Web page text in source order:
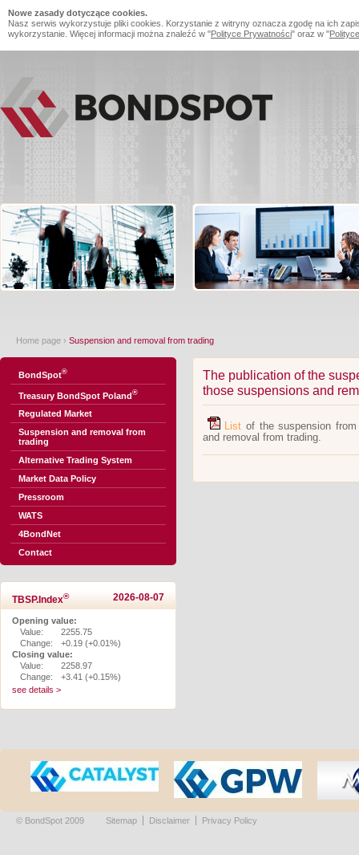
Nowe zasady dotyczące cookies.
Nasz serwis wykorzystuje pliki cookies. Korzystanie z witryny oznacza zgodę na ich
wykorzystanie. Więcej informacji można znaleźć w "Polityce Prywatności" oraz w "
Home page › Suspension and removal from trading
BondSpot®
Treasury BondSpot Poland®
Regulated Market
Suspension and removal from
trading
Alternative Trading System
Market Data Policy
Pressroom
WATS
4BondNet
Contact
TBSP.Index® 2026-08-07
Opening value:
Value:
2255.75
Change:
+0.19 (+0.01%)
Closing value:
Value:
2258.97
Change:
+3.41 (+0.15%)
see details >
The publication of the
those suspensions and
List of the suspension
and removal from trading.
© BondSpot 2009 Sitemap Disclaimer Privacy Policy